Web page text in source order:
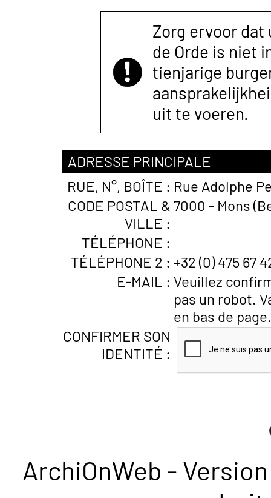
Zorg ervoor
de Orde is niet
tienjarige
uit te voeren.
ADRESSE PRINCIPALE
RUE, N°, BOÎTE : Rue Adolphe
CODE POSTAL &
VILLE :
7000 - Mons
TÉLÉPHONE :
TÉLÉPHONE 2 : +32 (0) 475 67
E-MAIL : Veuillez
pas un robot.
en bas de page.
CONFIRMER SON
IDENTITÉ :
ArchiOnWeb -